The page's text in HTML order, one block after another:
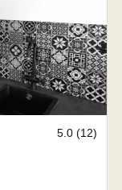
5.0 (12)